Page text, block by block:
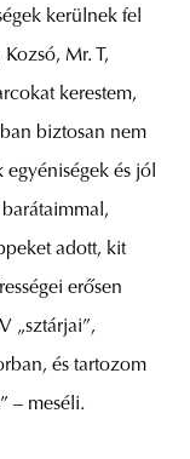
kerülnek fel
Mr. T,
kerestem,
biztosan nem
és jól
adott, kit
erősen
„sztárjai”,
és tartozom
– meséli.